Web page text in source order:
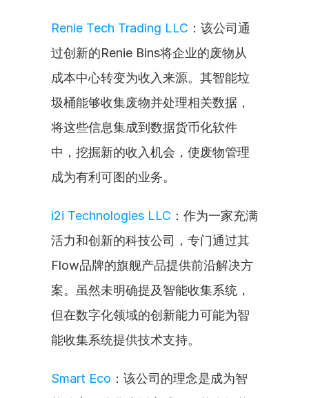
Renie Tech Trading LLC ：该公司通
过创新的Renie Bins将企业的废物从
成本中心转变为收入来源。其智能垃
圾桶能够收集废物并处理相关数据，
将这些信息集成到数据货币化软件
中，挖掘新的收入机会，使废物管理
成为有利可图的业务。
i2i Technologies LLC ：作为一家充满
活力和创新的科技公司，专门通过其
Flow品牌的旗舰产品提供前沿解决方
案。虽然未明确提及智能收集系统，
但在数字化领域的创新能力可能为智
能收集系统提供技术支持。
Smart Eco ：该公司的理念是成为智